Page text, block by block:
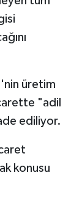
üretim
"adil
ediliyor.
konusu